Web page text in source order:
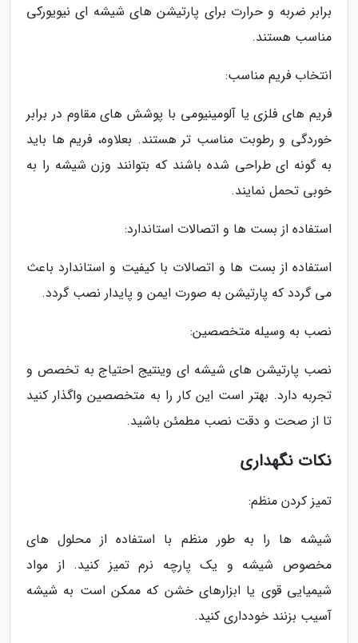
برابر ضربه و حرارت برای پارتیشن های شیشه ای نیویورکی
مناسب هستند.
انتخاب فریم مناسب:
فریم های فلزی یا آلومینیومی با پوشش های مقاوم در برابر
خوردگی و رطوبت مناسب تر هستند. بعلاوه، فریم ها باید
به گونه ای طراحی شده باشند که بتوانند وزن شیشه را به
خوبی تحمل نمایند.
استفاده از بست ها و اتصالات استاندارد:
استفاده از بست ها و اتصالات با کیفیت و استاندارد باعث
می گردد که پارتیشن به صورت ایمن و پایدار نصب گردد.
نصب به وسیله متخصصین:
نصب پارتیشن های شیشه ای وینتیج احتیاج به تخصص و
تجربه دارد. بهتر است این کار را به متخصصین واگذار کنید
تا از صحت و دقت نصب مطمئن باشید.
نکات نگهداری
تمیز کردن منظم:
شیشه ها را به طور منظم با استفاده از محلول های
مخصوص شیشه و یک پارچه نرم تمیز کنید. از مواد
شیمیایی قوی یا ابزارهای خشن که ممکن است به شیشه
آسیب بزنند خودداری کنید.